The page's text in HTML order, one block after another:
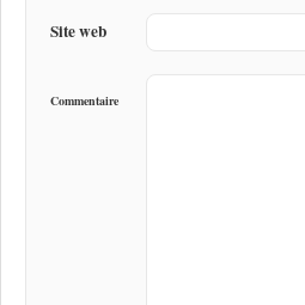
Site web
Commentaire